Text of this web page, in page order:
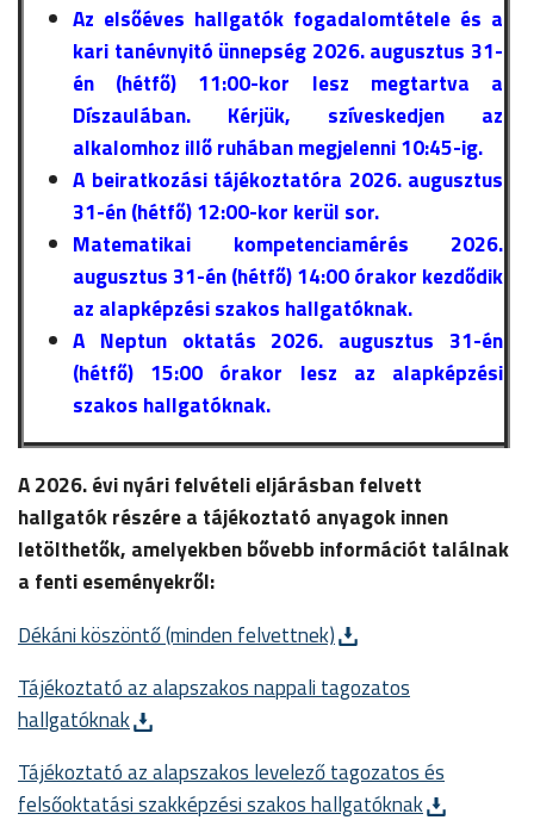
Az elsőéves hallgatók fogadalomtétele és a
kari tanévnyitó ünnepség 2026. augusztus 31-
én (hétfő) 11:00-kor lesz megtartva a
Díszaulában. Kérjük, szíveskedjen az
alkalomhoz illő ruhában megjelenni 10:45-ig.
A beiratkozási tájékoztatóra 2026. augusztus
31-én (hétfő) 12:00-kor kerül sor.
Matematikai kompetenciamérés 2026.
augusztus 31-én (hétfő) 14:00 órakor kezdődik
az alapképzési szakos hallgatóknak.
A Neptun oktatás 2026. augusztus 31-én
(hétfő) 15:00 órakor lesz az alapképzési
szakos hallgatóknak.
A 2026. évi nyári felvételi eljárásban felvett
hallgatók részére a tájékoztató anyagok innen
letölthetők, amelyekben bővebb információt találnak
a fenti eseményekről:
Dékáni köszöntő (minden felvettnek)
Tájékoztató az alapszakos nappali tagozatos
hallgatóknak
Tájékoztató az alapszakos levelező tagozatos és
felsőoktatási szakképzési szakos hallgatóknak